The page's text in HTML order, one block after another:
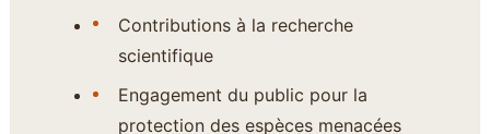
Contributions à la recherche
scientifique
Engagement du public pour la
protection des espèces menacées